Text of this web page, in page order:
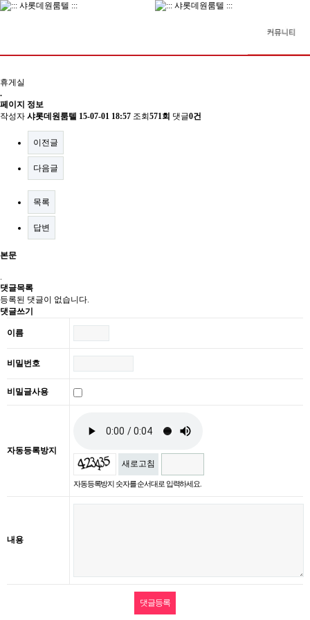
휴게실
.
페이지 정보
작성자 샤롯데원룸텔 15-07-01 18:57 조회571회 댓글0건
이전글
다음글
목록
답변
본문
.
댓글목록
등록된 댓글이 없습니다.
댓글쓰기
이름
비밀번호
비밀글사용
자동등록방지
새로고침
자동등록방지 숫자를 순서대로 입력하세요.
내용